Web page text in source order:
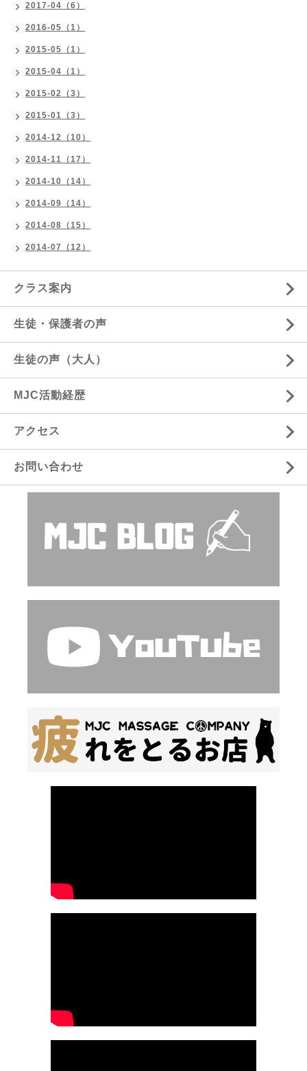
2017-04（6）
2016-05（1）
2015-05（1）
2015-04（1）
2015-02（3）
2015-01（3）
2014-12（10）
2014-11（17）
2014-10（14）
2014-09（14）
2014-08（15）
2014-07（12）
クラス案内
生徒・保護者の声
生徒の声（大人）
MJC活動経歴
アクセス
お問い合わせ